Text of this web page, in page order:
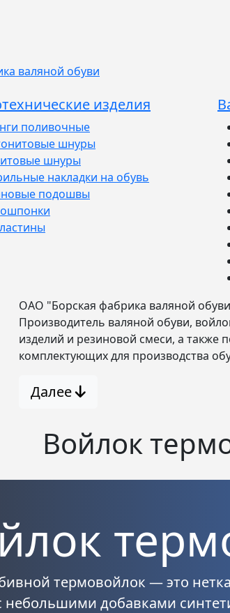
изделия
поливочные
шнуры
шнуры
накладки на обувь
подошвы
ОАО "Борская фабрика валяной
Производитель валяной обуви,
изделий и резиновой смеси, а также
комплектующих для производства
Далее
Войлок
термовойлок — это
небольшими добавками